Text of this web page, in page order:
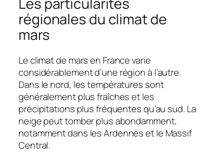
régionales du climat de
mars
Le climat de mars en France varie
considérablement d’une région à l’autre.
Dans le nord, les températures sont
généralement plus fraîches et les
précipitations plus fréquentes qu’au sud. La
neige peut tomber plus abondamment,
notamment dans les Ardennes et le Massif
Central.